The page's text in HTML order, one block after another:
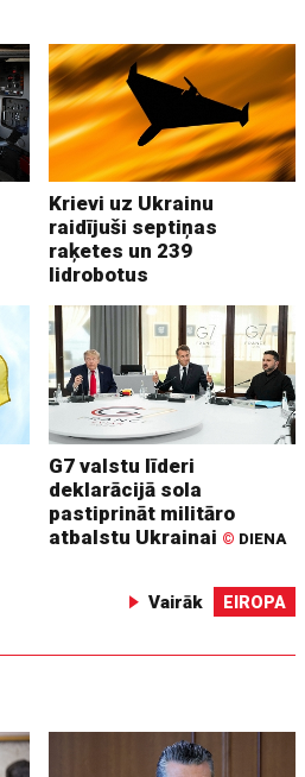
Krievi uz Ukrainu
raidījuši septiņas
raķetes un 239
lidrobotus
G7 valstu līderi
deklarācijā sola
pastiprināt militāro
atbalstu Ukrainai © DIENA
Vairāk EIROPA